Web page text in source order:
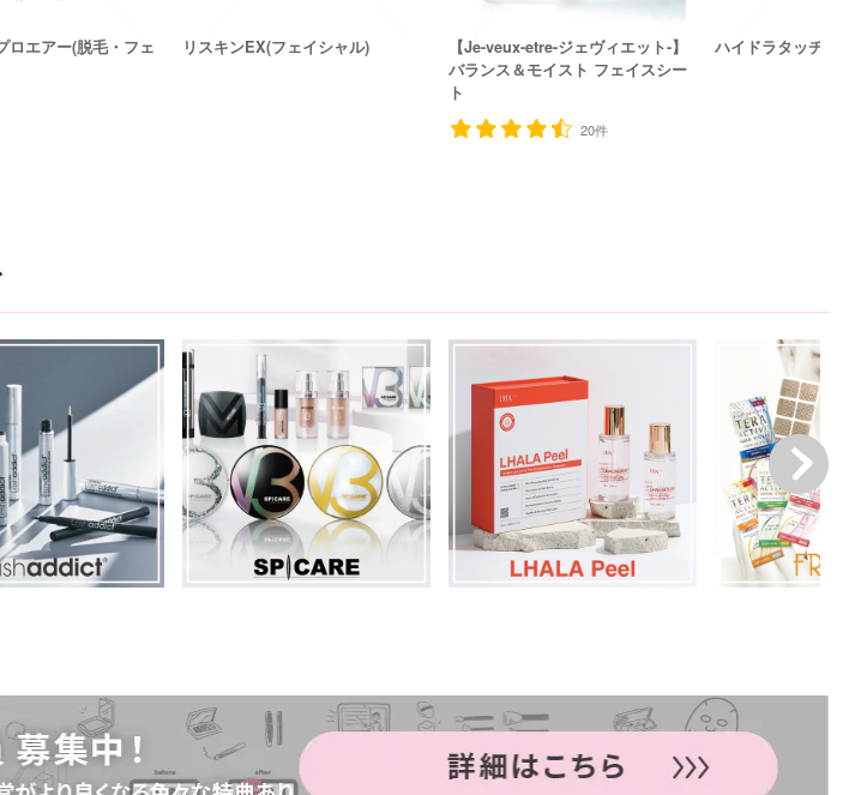
ロエアー(脱毛・フェ
リスキンEX(フェイシャル)
【Je-veux-etre-ジェヴィエット-】
バランス＆モイスト フェイスシー
ト
20件
ハイドラタッチH2(